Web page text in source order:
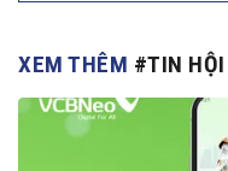
XEM THÊM #TIN